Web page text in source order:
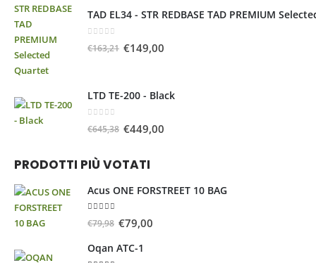
TAD EL34 - STR REDBASE TAD PREMIUM
€163,21 €149,00
LTD TE-200 - Black
€645,38 €449,00
PRODOTTI PIÙ VOTATI
Acus ONE FORSTREET 10 BAG
Su 5
€79,98 €79,00
Oqan ATC-1